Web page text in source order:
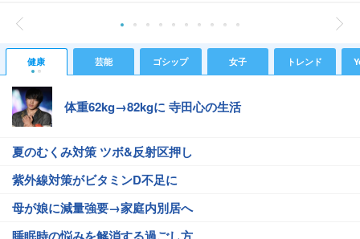
健康 芸能 ゴシップ 女子 トレンド
体重62kg→82kgに 寺田心の生活
夏のむくみ対策 ツボ&反射区押し
紫外線対策がビタミンD不足に
母が娘に減量強要→家庭内別居へ